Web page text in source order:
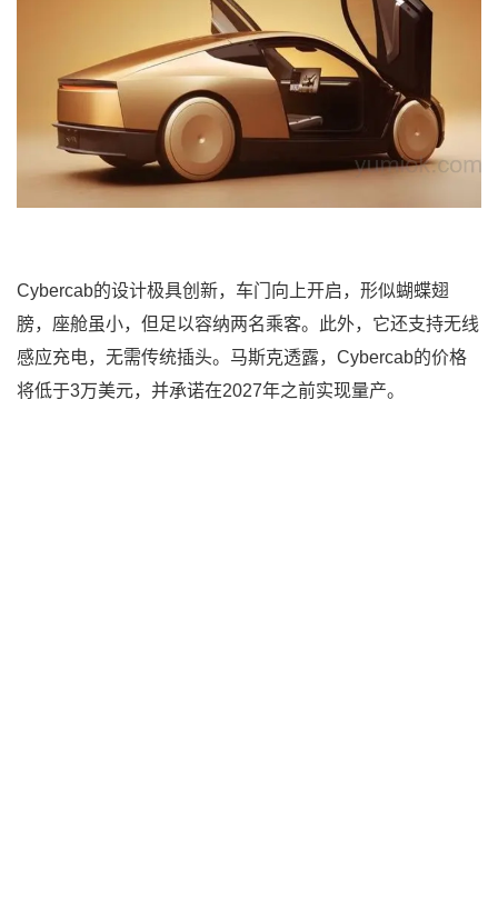
Cybercab的设计极具创新，车门向上开启，形似蝴蝶翅
膀，座舱虽小，但足以容纳两名乘客。此外，它还支持无线
感应充电，无需传统插头。马斯克透露，Cybercab的价格
将低于3万美元，并承诺在2027年之前实现量产。